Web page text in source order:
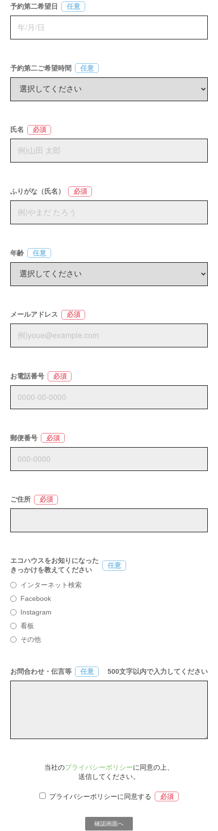
予約第二希望日 任意
予約第二ご希望時間 任意
氏名 必須
ふりがな（氏名） 必須
年齢 任意
メールアドレス 必須
お電話番号 必須
郵便番号 必須
ご住所 必須
エコハウスをお知りになった
きっかけを教えてください
任意
インターネット検索
Facebook
Instagram
看板
その他
お問合わせ・伝言等 任意 500文字以内で入力してください
当社のプライバシーポリシーに同意の上、
送信してください。
プライバシーポリシーに同意する 必須